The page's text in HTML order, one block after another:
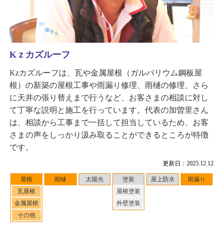
更新日：2025.12.12
屋根
瓦屋根
金属屋根
その他
雨樋 太陽光
塗装
屋根塗装
外壁塗装
屋上防水 雨漏り
Kｚカズルーフ
Kzカズルーフは、瓦や金属屋根（ガルバリウム鋼板屋
根）の新築の屋根工事や雨漏り修理、雨樋の修理、さら
に天井の張り替えまで行うなど、お客さまの相談に対し
て丁寧な説明と施工を行っています。代表の加曽里さん
は、相談から工事まで一括して担当しているため、お客
さまの声をしっかり汲み取ることができるところが特徴
です。